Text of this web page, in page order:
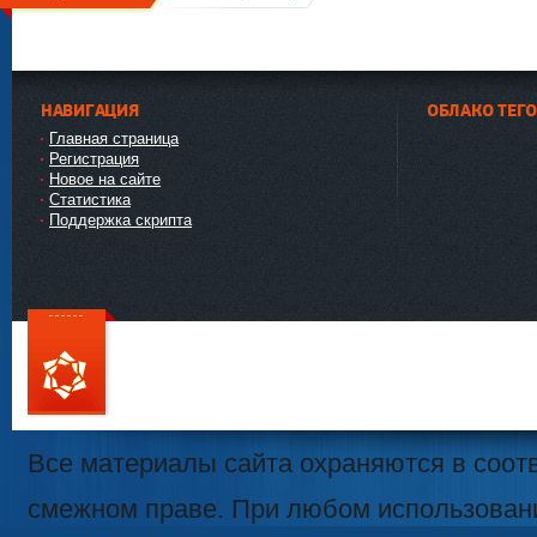
НАВИГАЦИЯ
Главная страница
Регистрация
Новое на сайте
Статистика
Поддержка скрипта
ОБЛАКО
111
Все материалы сайта охраняются в
смежном праве. При любом